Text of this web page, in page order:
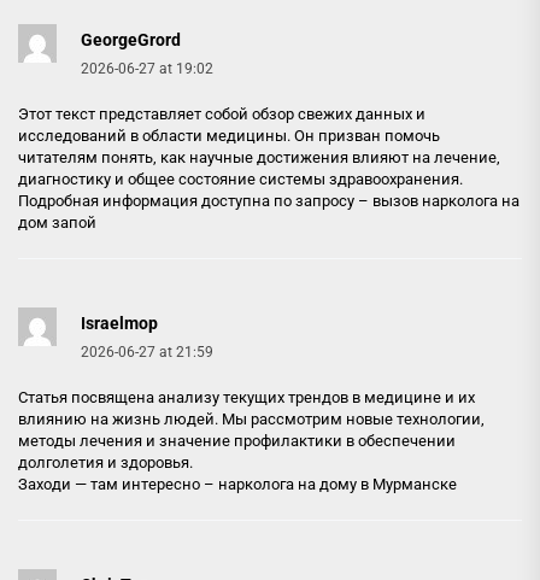
GeorgeGrord
2026-06-27 at 19:02
Этот текст представляет собой обзор свежих данных и
исследований в области медицины. Он призван помочь
читателям понять, как научные достижения влияют на лечение,
диагностику и общее состояние системы здравоохранения.
Подробная информация доступна по запросу – вызов нарколога на
дом запой
Israelmop
2026-06-27 at 21:59
Статья посвящена анализу текущих трендов в медицине и их
влиянию на жизнь людей. Мы рассмотрим новые технологии,
методы лечения и значение профилактики в обеспечении
долголетия и здоровья.
Заходи — там интересно – нарколога на дому в Мурманске